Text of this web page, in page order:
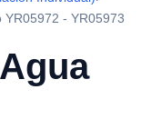
YR05972 - YR05973